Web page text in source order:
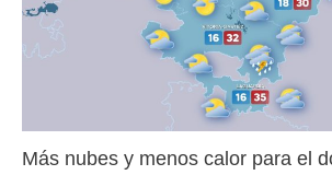
Más nubes y menos calor para el